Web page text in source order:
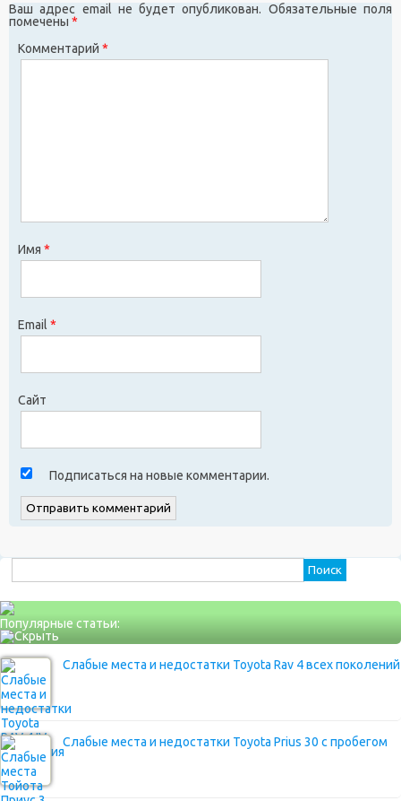
Ваш адрес email не будет опубликован. Обязательные поля
помечены *
Комментарий *
Имя *
Email *
Сайт
Подписаться на новые комментарии.
Популярные статьи:
Слабые места и недостатки Toyota Rav 4 всех поколений
Слабые места и недостатки Toyota Prius 30 с пробегом